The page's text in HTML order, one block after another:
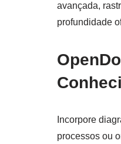
avançada,
profundidade
Incorpore
processos ou